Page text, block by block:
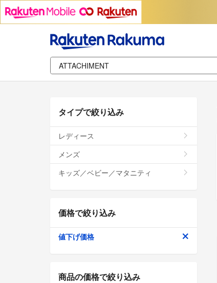
タイプで絞り込み
レディース
メンズ
キッズ／ベビー／マタニティ
価格で絞り込み
値下げ価格
商品の価格で絞り込み